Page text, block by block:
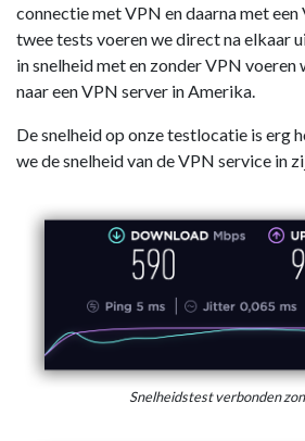
connectie met VPN en daarna met
twee tests voeren we direct na elkaar
in snelheid met en zonder VPN voeren
naar een VPN server in Amerika.
De snelheid op onze testlocatie is erg
we de snelheid van de VPN service in
Snelheidstest verbonden